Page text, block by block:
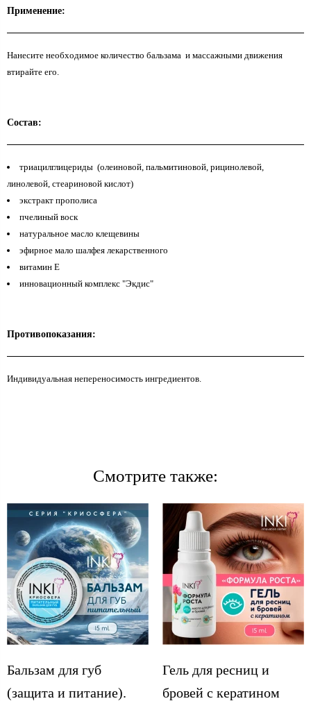
Применение:
Нанесите необходимое количество бальзама и массажными движения
втирайте его.
Состав:
триацилглицериды (олеиновой, пальмитиновой, рицинолевой,
линолевой, стеариновой кислот)
экстракт прополиса
пчелиный воск
натуральное масло клещевины
эфирное мало шалфея лекарственного
витамин Е
инновационный комплекс "Экдис"
Противопоказания:
Индивидуальная непереносимость ингредиентов.
Смотрите также:
Бальзам для губ
(защита и питание).
Гель для ресниц и
бровей с кератином